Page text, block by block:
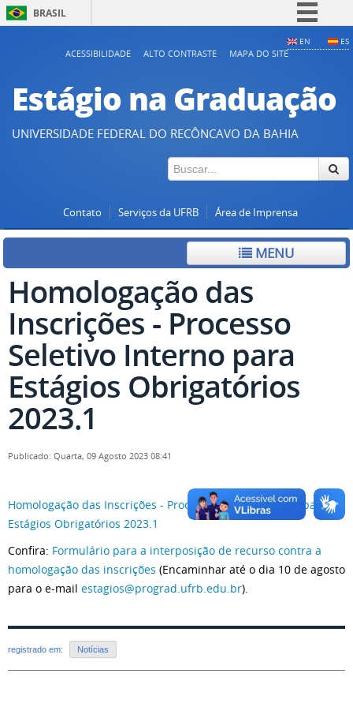
BRASIL
Participe
Acesso à informação
Legislação
EN ES
ACESSIBILIDADE ALTO CONTRASTE MAPA DO SITE
Estágio na Graduação
UNIVERSIDADE FEDERAL DO RECÔNCAVO DA BAHIA
Contato Serviços da UFRB Área de Imprensa
MENU
Homologação das
Inscrições - Processo
Seletivo Interno para
Estágios Obrigatórios
2023.1
Publicado: Quarta, 09 Agosto 2023 08:41
Homologação das Inscrições - Processo Seletivo Interno para
Estágios Obrigatórios 2023.1
Confira: Formulário para a interposição de recurso contra a
homologação das inscrições (Encaminhar até o dia 10 de agosto
para o e-mail estagios@prograd.ufrb.edu.br).
registrado em: Notícias